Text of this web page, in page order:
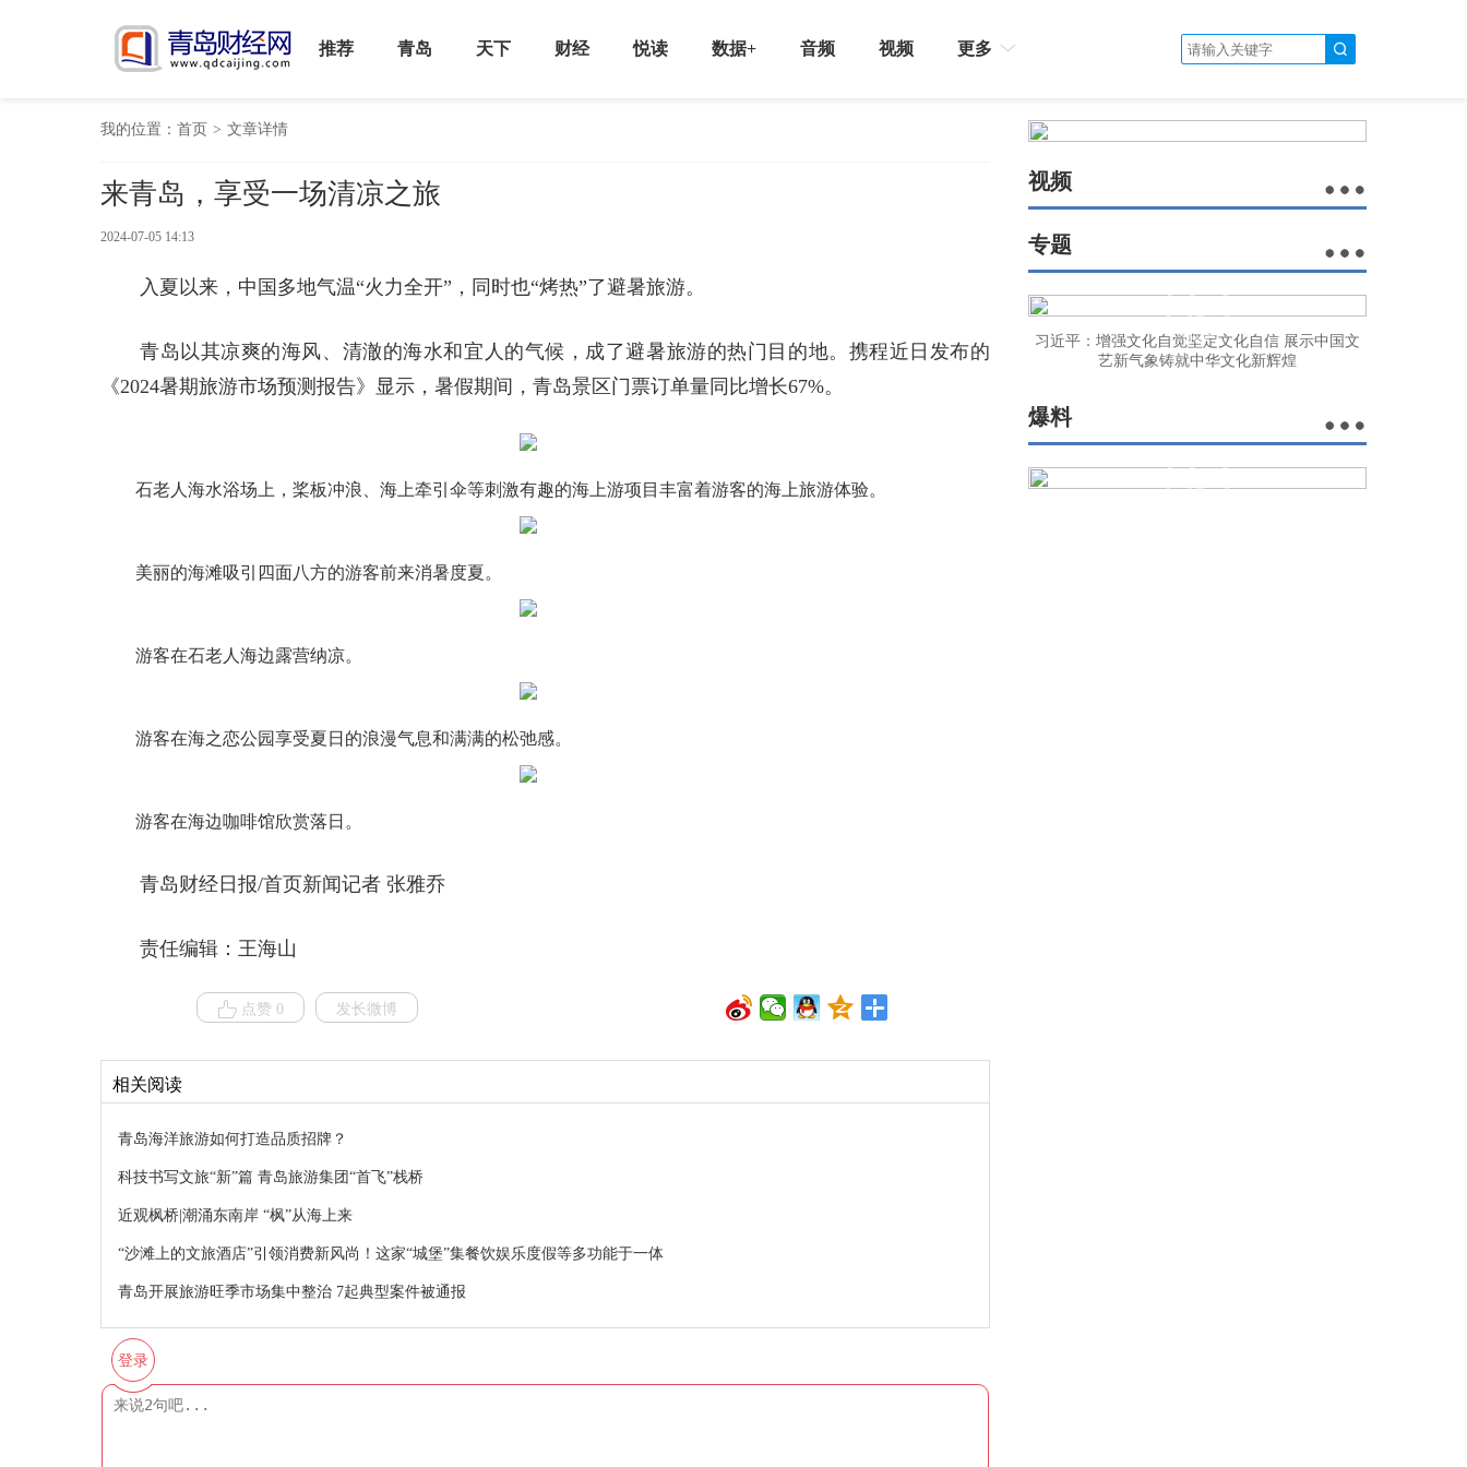
推荐 青岛 天下 财经 悦读 数据+ 音频 视频 更多
我的位置： 首页 > 文章详情
来青岛，享受一场清凉之旅
2024-07-05 14:13
入夏以来，中国多地气温“火力全开”，同时也“烤热”了避暑旅游。
青岛以其凉爽的海风、清澈的海水和宜人的气候，成了避暑旅游的热门目的地。携程近日发布的
《2024暑期旅游市场预测报告》显示，暑假期间，青岛景区门票订单量同比增长67%。
石老人海水浴场上，桨板冲浪、海上牵引伞等刺激有趣的海上游项目丰富着游客的海上旅游体验。
美丽的海滩吸引四面八方的游客前来消暑度夏。
游客在石老人海边露营纳凉。
游客在海之恋公园享受夏日的浪漫气息和满满的松弛感。
游客在海边咖啡馆欣赏落日。
青岛财经日报/首页新闻记者 张雅乔
责任编辑：王海山
点赞 0 发长微博
相关阅读
青岛海洋旅游如何打造品质招牌？
科技书写文旅“新”篇 青岛旅游集团“首飞”栈桥
近观枫桥|潮涌东南岸 “枫”从海上来
“沙滩上的文旅酒店”引领消费新风尚！这家“城堡”集餐饮娱乐度假等多功能于一体
青岛开展旅游旺季市场集中整治 7起典型案件被通报
登录
视频
专题
习近平：增强文化自觉坚定文化自信 展示中国文
艺新气象铸就中华文化新辉煌
爆料